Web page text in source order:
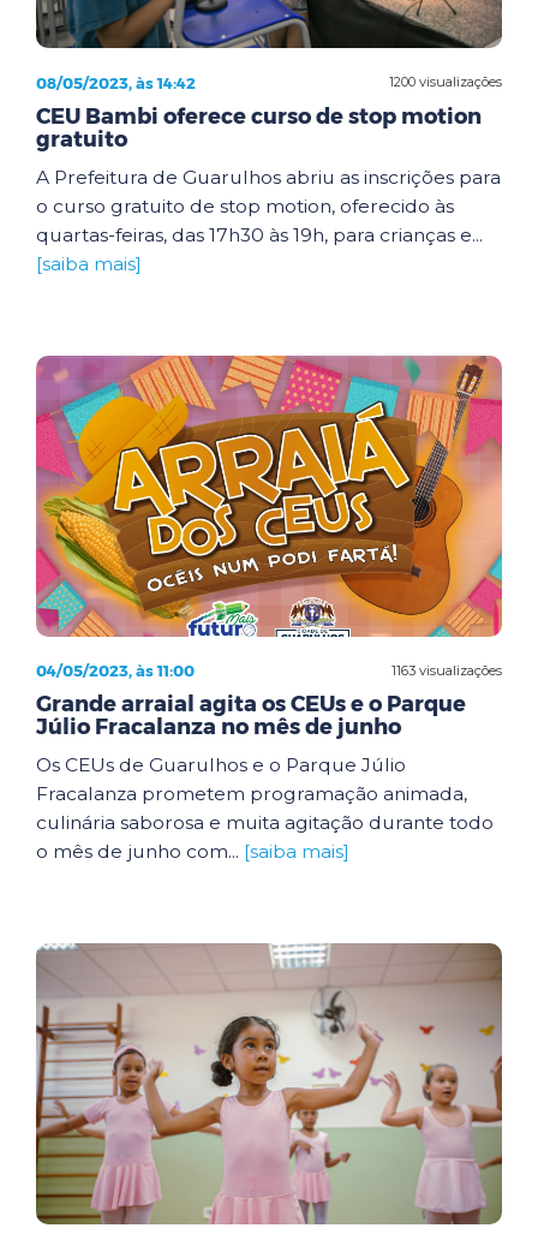
1200 visualizações
08/05/2023, às 14:42
CEU Bambi oferece curso de stop motion
gratuito
A Prefeitura de Guarulhos abriu as inscrições para
o curso gratuito de stop motion, oferecido às
quartas-feiras, das 17h30 às 19h, para crianças e...
[saiba mais]
1163 visualizações
04/05/2023, às 11:00
Grande arraial agita os CEUs e o Parque
Júlio Fracalanza no mês de junho
Os CEUs de Guarulhos e o Parque Júlio
Fracalanza prometem programação animada,
culinária saborosa e muita agitação durante todo
o mês de junho com... [saiba mais]